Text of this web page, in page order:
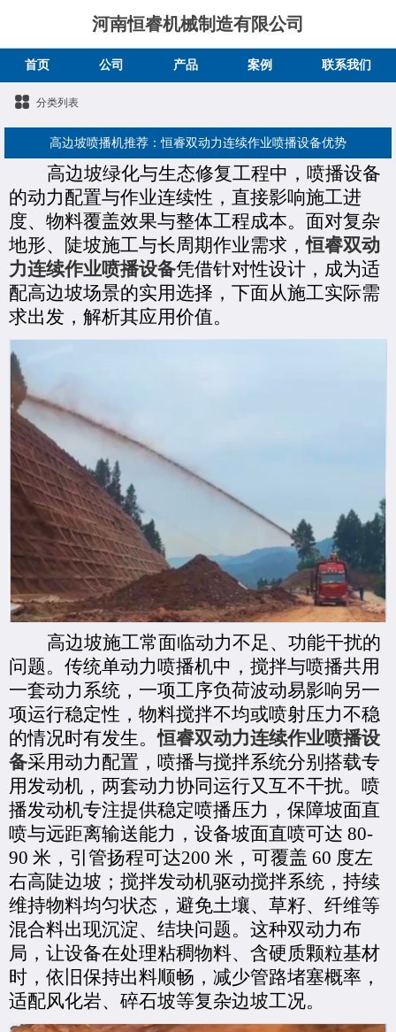
河南恒睿机械制造有限公司
首页 公司 产品 案例 联系我们
分类列表
高边坡喷播机推荐：恒睿双动力连续作业喷播设备优势
高边坡绿化与生态修复工程中，喷播设备
的动力配置与作业连续性，直接影响施工进
度、物料覆盖效果与整体工程成本。面对复杂
地形、陡坡施工与长周期作业需求，恒睿双动
力连续作业喷播设备凭借针对性设计，成为适
配高边坡场景的实用选择，下面从施工实际需
求出发，解析其应用价值。
高边坡施工常面临动力不足、功能干扰的
问题。传统单动力喷播机中，搅拌与喷播共用
一套动力系统，一项工序负荷波动易影响另一
项运行稳定性，物料搅拌不均或喷射压力不稳
的情况时有发生。恒睿双动力连续作业喷播设
备采用动力配置，喷播与搅拌系统分别搭载专
用发动机，两套动力协同运行又互不干扰。喷
播发动机专注提供稳定喷播压力，保障坡面直
喷与远距离输送能力，设备坡面直喷可达 80-
90 米，引管扬程可达200 米，可覆盖 60 度左
右高陡边坡；搅拌发动机驱动搅拌系统，持续
维持物料均匀状态，避免土壤、草籽、纤维等
混合料出现沉淀、结块问题。这种双动力布
局，让设备在处理粘稠物料、含硬质颗粒基材
时，依旧保持出料顺畅，减少管路堵塞概率，
适配风化岩、碎石坡等复杂边坡工况。